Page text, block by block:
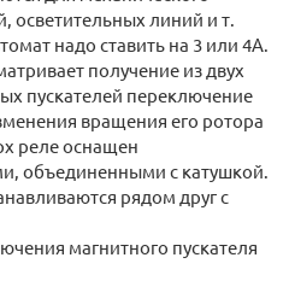
осветительных линий и т.
надо ставить на 3 или 4А.
получение из двух
пускателей переключение
вращения его ротора
реле оснащен
объединенными с катушкой.
рядом друг с
магнитного пускателя